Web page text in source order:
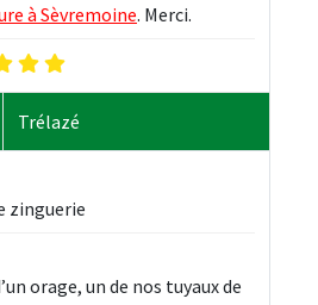
à Sèvremoine. Merci.
Trélazé
zinguerie
orage, un de nos tuyaux de